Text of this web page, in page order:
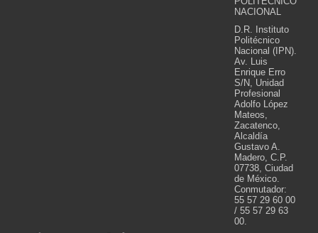
NACIONAL
D.R. Instituto
Politécnico
Nacional (IPN).
Av. Luis
Enrique Erro
S/N, Unidad
Profesional
Adolfo López
Mateos,
Zacatenco,
Alcaldía
Gustavo A.
Madero, C.P.
07738, Ciudad
de México.
Conmutador:
55 57 29 60 00
/ 55 57 29 63
00.